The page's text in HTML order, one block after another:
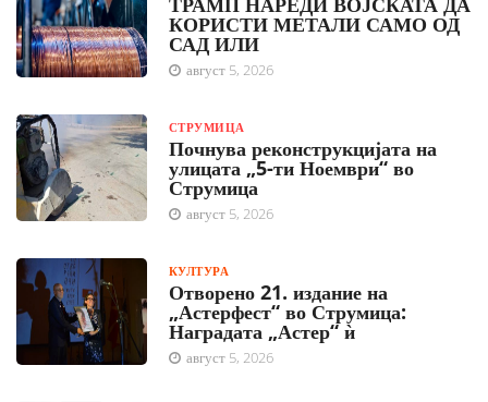
КОРИСТИ МЕТАЛИ САМО ОД
САД ИЛИ
август 5, 2026
СТРУМИЦА
Почнува реконструкцијата на
улицата „5-ти Ноември“ во
Струмица
август 5, 2026
КУЛТУРА
Отворено 21. издание на
„Астерфест“ во Струмица:
Наградата „Астер“ ѝ
август 5, 2026